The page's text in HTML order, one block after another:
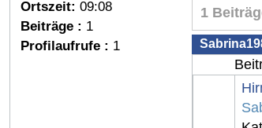
Ortszeit: 09:08
Beiträge : 1
Profilaufrufe : 1
1